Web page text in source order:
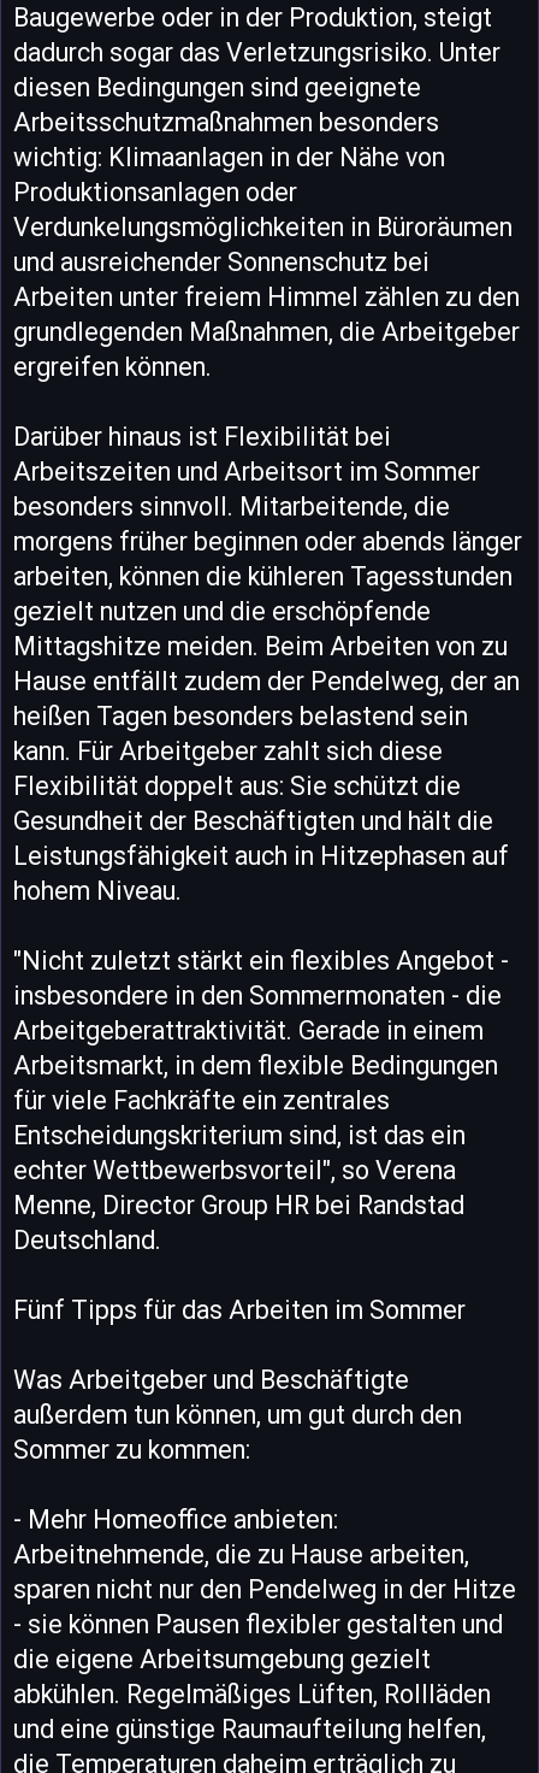
Baugewerbe oder in der Produktion, steigt
dadurch sogar das Verletzungsrisiko. Unter
diesen Bedingungen sind geeignete
Arbeitsschutzmaßnahmen besonders
wichtig: Klimaanlagen in der Nähe von
Produktionsanlagen oder
Verdunkelungsmöglichkeiten in Büroräumen
und ausreichender Sonnenschutz bei
Arbeiten unter freiem Himmel zählen zu den
grundlegenden Maßnahmen, die Arbeitgeber
ergreifen können.
Darüber hinaus ist Flexibilität bei
Arbeitszeiten und Arbeitsort im Sommer
besonders sinnvoll. Mitarbeitende, die
morgens früher beginnen oder abends länger
arbeiten, können die kühleren Tagesstunden
gezielt nutzen und die erschöpfende
Mittagshitze meiden. Beim Arbeiten von zu
Hause entfällt zudem der Pendelweg, der an
heißen Tagen besonders belastend sein
kann. Für Arbeitgeber zahlt sich diese
Flexibilität doppelt aus: Sie schützt die
Gesundheit der Beschäftigten und hält die
Leistungsfähigkeit auch in Hitzephasen auf
hohem Niveau.
"Nicht zuletzt stärkt ein flexibles Angebot -
insbesondere in den Sommermonaten - die
Arbeitgeberattraktivität. Gerade in einem
Arbeitsmarkt, in dem flexible Bedingungen
für viele Fachkräfte ein zentrales
Entscheidungskriterium sind, ist das ein
echter Wettbewerbsvorteil", so Verena
Menne, Director Group HR bei Randstad
Deutschland.
Fünf Tipps für das Arbeiten im Sommer
Was Arbeitgeber und Beschäftigte
außerdem tun können, um gut durch den
Sommer zu kommen:
- Mehr Homeoffice anbieten:
Arbeitnehmende, die zu Hause arbeiten,
sparen nicht nur den Pendelweg in der Hitze
- sie können Pausen flexibler gestalten und
die eigene Arbeitsumgebung gezielt
abkühlen. Regelmäßiges Lüften, Rollläden
und eine günstige Raumaufteilung helfen,
die Temperaturen daheim erträglich zu